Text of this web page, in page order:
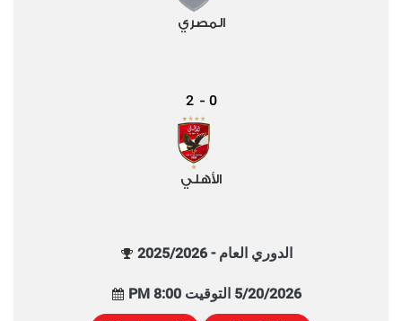
المصري
0
-
2
الأهلي
الدوري العام - 2025/2026
5/20/2026 التوقيت 8:00 PM